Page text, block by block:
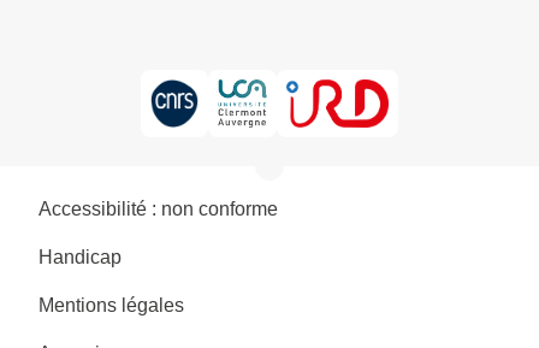
Accessibilité : non conforme
Handicap
Mentions légales